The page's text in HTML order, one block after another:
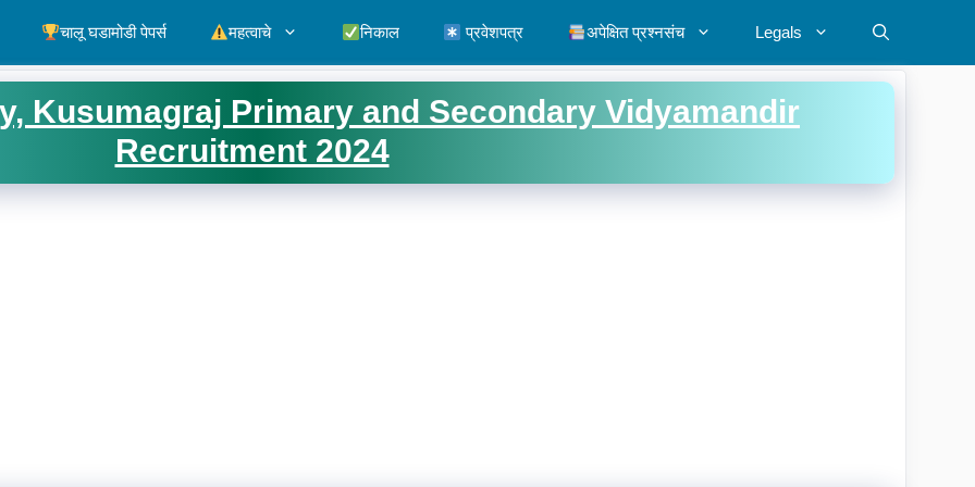
चालू घडामोडी पेपर्स महत्वाचे निकाल प्रवेशपत्र अपेक्षित प्रश्नसंच Legals
Kusumagraj Primary and Secondary Vidyamandir
Recruitment 2024